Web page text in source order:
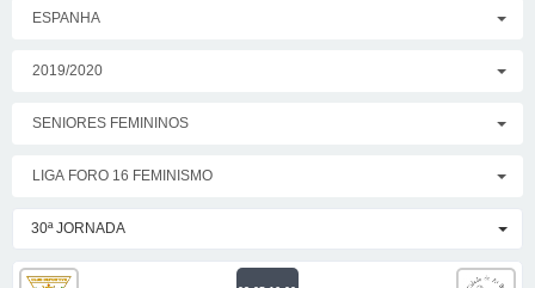
ESPANHA
2019/2020
SENIORES FEMININOS
LIGA FORO 16 FEMINISMO
30ª JORNADA